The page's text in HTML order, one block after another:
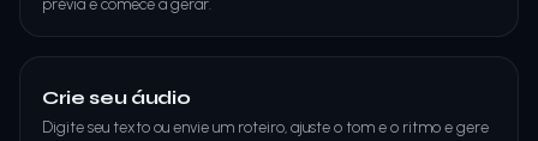
prévia e comece a gerar.
Crie seu áudio
Digite seu texto ou envie um roteiro, ajuste o tom e o ritmo e gere